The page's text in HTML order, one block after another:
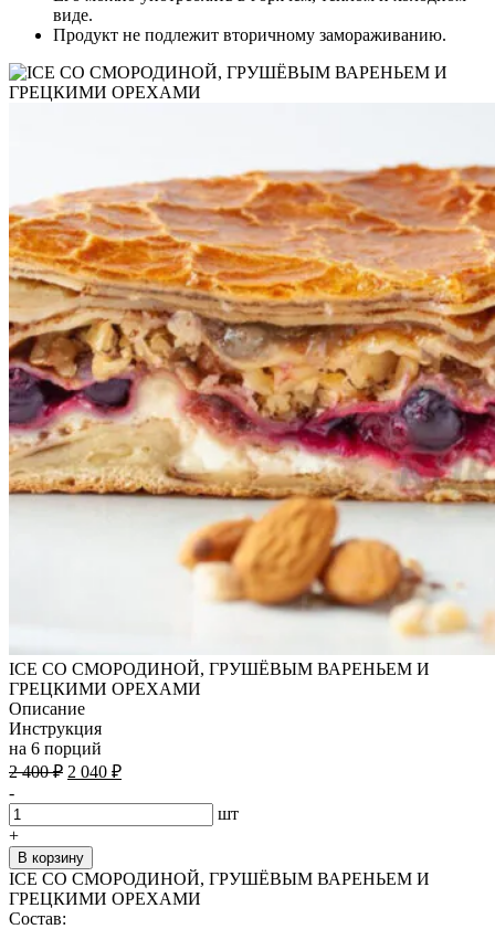
виде.
Продукт не подлежит вторичному замораживанию.
ICE СО СМОРОДИНОЙ, ГРУШЁВЫМ ВАРЕНЬЕМ И
ГРЕЦКИМИ ОРЕХАМИ
Описание
Инструкция
на 6 порций
2 400₽ Первоначальная
составляла
2
400 ₽.
2 040 ₽Текущая
2
040 ₽.
-
шт
+
В корзину
ICE СО СМОРОДИНОЙ, ГРУШЁВЫМ ВАРЕНЬЕМ И
ГРЕЦКИМИ ОРЕХАМИ
Состав: